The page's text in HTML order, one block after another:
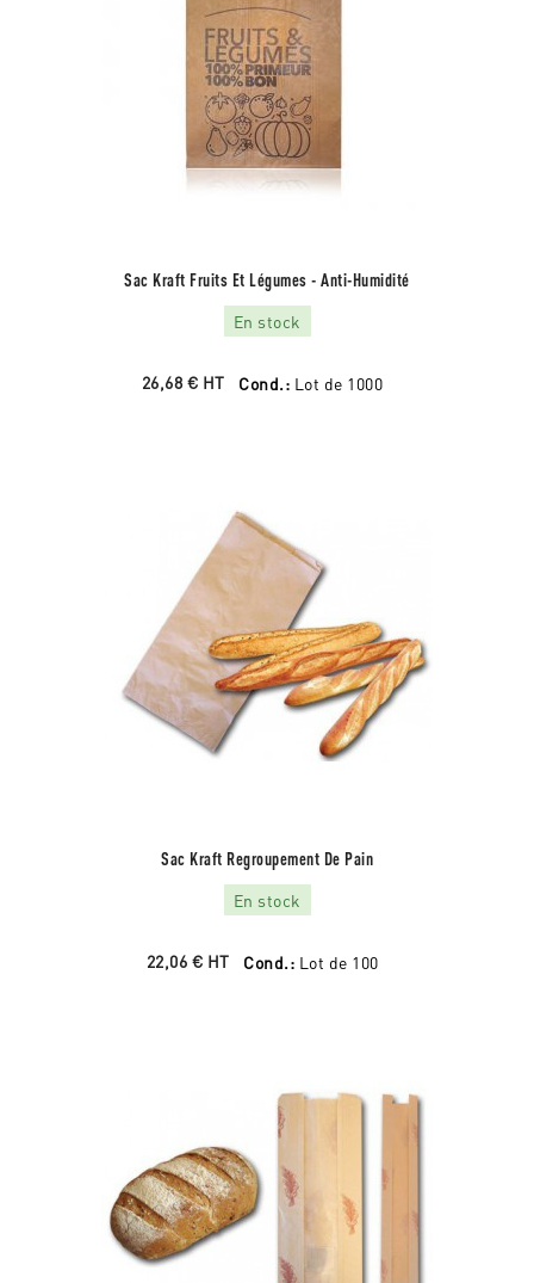
Sac Kraft Fruits Et Légumes - Anti-Humidité
En stock
26,68 € HT Cond.: Lot de 1000
Sac Kraft Regroupement De Pain
En stock
22,06 € HT Cond.: Lot de 100